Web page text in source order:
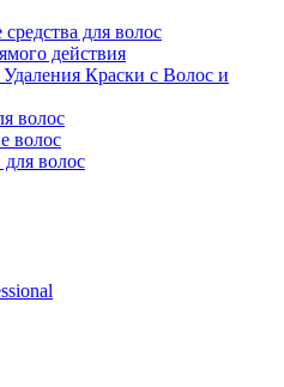
для волос
действия
Краски с Волос и
волос
волос
волос